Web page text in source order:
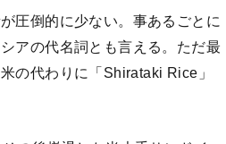
圧倒的に少ない。事あるごとに
アの代名詞とも言える。ただ最
の代わりに「Shirataki Rice」